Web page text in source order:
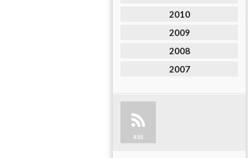
2010
2009
2008
2007
RSS